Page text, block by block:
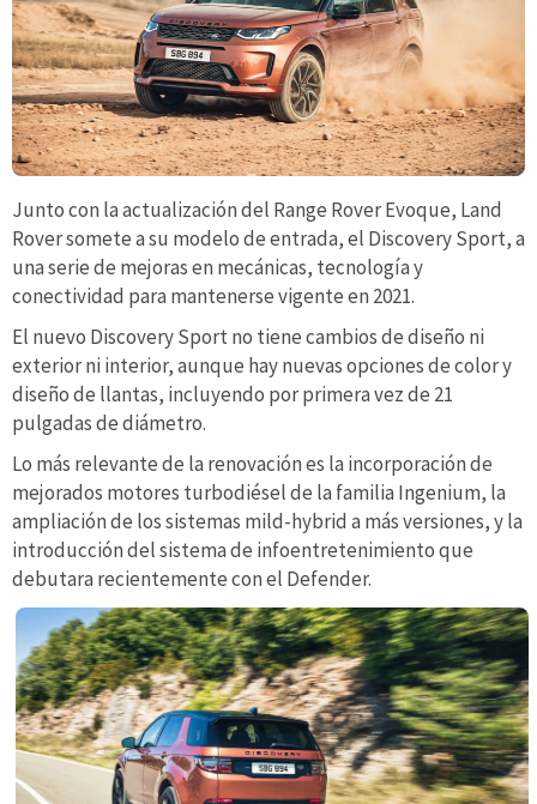
Junto con la actualización del Range Rover Evoque, Land
Rover somete a su modelo de entrada, el Discovery Sport, a
una serie de mejoras en mecánicas, tecnología y
conectividad para mantenerse vigente en 2021.
El nuevo Discovery Sport no tiene cambios de diseño ni
exterior ni interior, aunque hay nuevas opciones de color y
diseño de llantas, incluyendo por primera vez de 21
pulgadas de diámetro.
Lo más relevante de la renovación es la incorporación de
mejorados motores turbodiésel de la familia Ingenium, la
ampliación de los sistemas mild-hybrid a más versiones, y la
introducción del sistema de infoentretenimiento que
debutara recientemente con el Defender.